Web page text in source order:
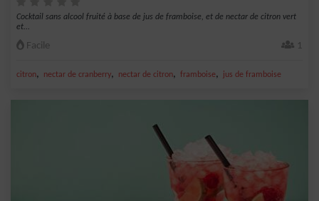
Cocktail sans alcool fruité à base de jus de framboise, et de nectar de citron vert
et...
Facile 1
citron, nectar de cranberry, nectar de citron, framboise, jus de framboise